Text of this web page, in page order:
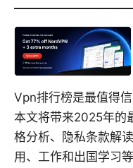
Vpn排行榜是最值得
本文将带来2025年的
格分析、隐私条款解
用、工作和出国学习